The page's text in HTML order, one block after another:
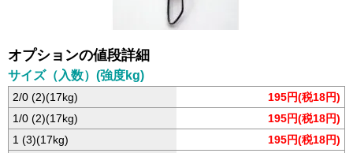
オプションの値段詳細
サイズ（入数）(強度kg)
2/0 (2)(17kg)
195円(税18円)
1/0 (2)(17kg)
195円(税18円)
1 (3)(17kg)
195円(税18円)